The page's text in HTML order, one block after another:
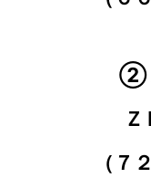
②
（７